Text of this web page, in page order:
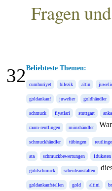
Fragen
Beliebteste Themen:
cumhuriyet bilezik altin
goldankauf juwelier goldhändler
schmuck fiyatlari stuttgart
raum-reutlingen münzhändler
schmuckhändler tübingen
ata schmuckbewertungen 1dukaten
goldschmuck scheideanstalten
goldankaufstellen gold altini
32